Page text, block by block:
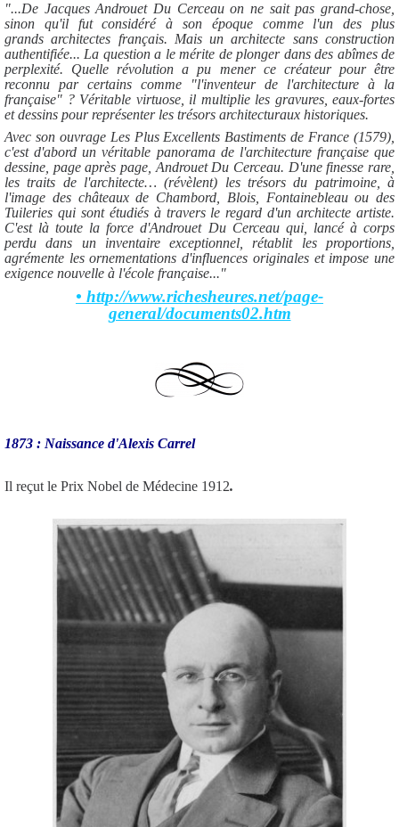
"...De Jacques Androuet Du Cerceau on ne sait pas grand-chose,
sinon qu'il fut considéré à son époque comme l'un des plus
grands architectes français. Mais un architecte sans construction
authentifiée... La question a le mérite de plonger dans des abîmes de
perplexité. Quelle révolution a pu mener ce créateur pour être
reconnu par certains comme "l'inventeur de l'architecture à la
française" ? Véritable virtuose, il multiplie les gravures, eaux-fortes
et dessins pour représenter les trésors architecturaux historiques.
Avec son ouvrage Les Plus Excellents Bastiments de France (1579),
c'est d'abord un véritable panorama de l'architecture française que
dessine, page après page, Androuet Du Cerceau. D'une finesse rare,
les traits de l'architecte… (révèlent) les trésors du patrimoine, à
l'image des châteaux de Chambord, Blois, Fontainebleau ou des
Tuileries qui sont étudiés à travers le regard d'un architecte artiste.
C'est là toute la force d'Androuet Du Cerceau qui, lancé à corps
perdu dans un inventaire exceptionnel, rétablit les proportions,
agrémente les ornementations d'influences originales et impose une
exigence nouvelle à l'école française..."
• http://www.richesheures.net/page-
general/documents02.htm
1873 : Naissance d'Alexis Carrel
Il reçut le Prix Nobel de Médecine 1912.